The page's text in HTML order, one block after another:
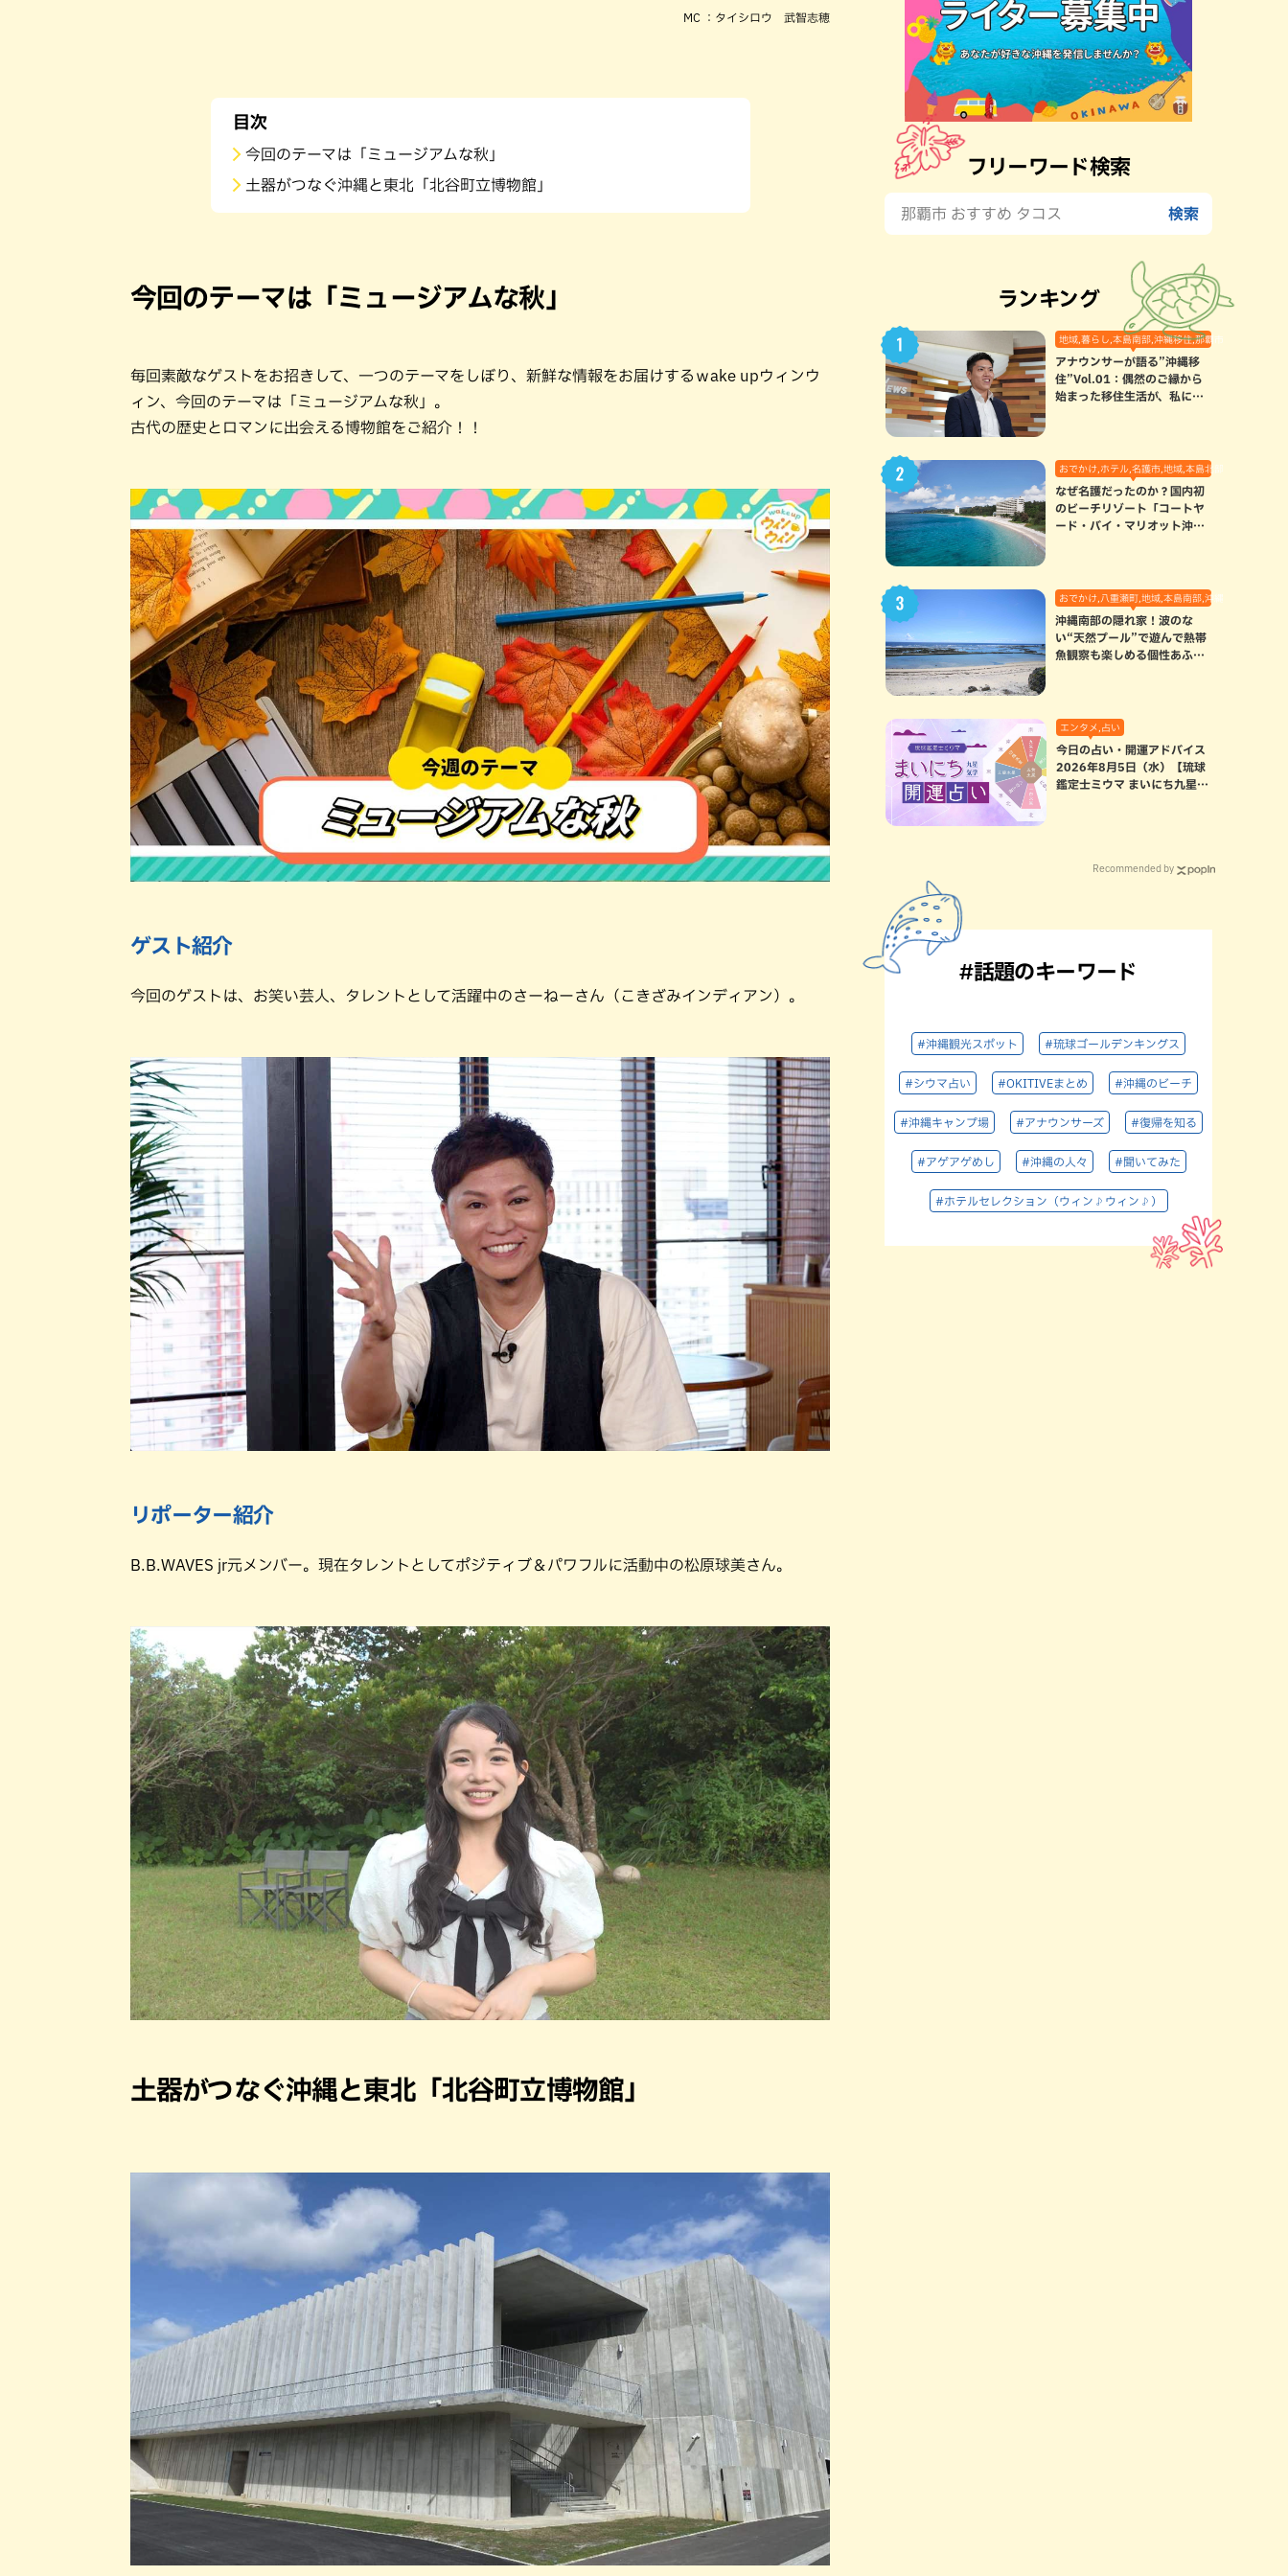
MC ：タイシロウ 武智志穂
目次
今回のテーマは「ミュージアムな秋」
土器がつなぐ沖縄と東北「北谷町立博物館」
今回のテーマは「ミュージアムな秋」
毎回素敵なゲストをお招きして、一つのテーマをしぼり、新鮮な情報をお届けするｗake upウィンウ
ィン、今回のテーマは「ミュージアムな秋」。
古代の歴史とロマンに出会える博物館をご紹介！！
ゲスト紹介
今回のゲストは、お笑い芸人、タレントとして活躍中のさーねーさん（こきざみインディアン）。
リポーター紹介
B.B.WAVES jr元メンバー。現在タレントとしてポジティブ＆パワフルに活動中の松原球美さん。
土器がつなぐ沖縄と東北「北谷町立博物館」
フリーワード検索
ランキング
地域,暮らし,本島南部,沖縄移住,那覇市
アナウンサーが語る”沖縄移
住”Vol.01：偶然のご縁から
始まった移住生活が、私にと
おでかけ,ホテル,名護市,地域,本島北部
なぜ名護だったのか？国内初
のビーチリゾート「コートヤ
ード・バイ・マリオット沖縄
おでかけ,八重瀬町,地域,本島南部,沖縄の海,自然
沖縄南部の隠れ家！波のな
い“天然プール”で遊んで熱帯
魚観察も楽しめる個性あふれ
エンタメ,占い
今日の占い・開運アドバイス
2026年8月5日（水）【琉球
鑑定士ミウマ まいにち九星気
Recommended by
#話題のキーワード
#沖縄観光スポット #琉球ゴールデンキングス
#シウマ占い #OKITIVEまとめ #沖縄のビーチ
#沖縄キャンプ場 #アナウンサーズ #復帰を知る
#アゲアゲめし #沖縄の人々 #聞いてみた
#ホテルセレクション（ウィン♪ウィン♪）